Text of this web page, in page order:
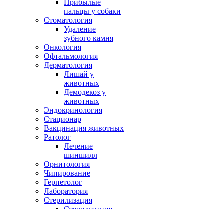
Прибылые
пальцы у собаки
Стоматология
Удаление
зубного камня
Онкология
Офтальмология
Дерматология
Лишай у
животных
Демодекоз у
животных
Эндокринология
Стационар
Вакцинация животных
Ратолог
Лечение
шиншилл
Орнитология
Чипирование
Герпетолог
Лаборатория
Стерилизация